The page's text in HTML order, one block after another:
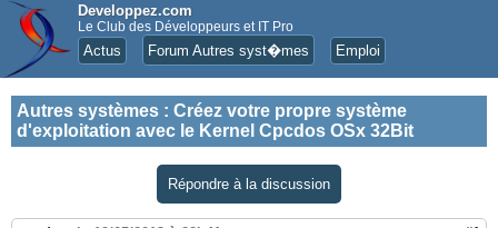
Developpez.com
Le Club des Développeurs et IT Pro
Actus Forum Autres syst�mes Emploi
Autres systèmes : Créez votre propre système
d'exploitation avec le Kernel Cpcdos OSx 32Bit
Répondre à la discussion